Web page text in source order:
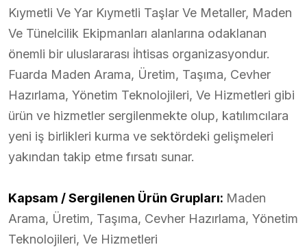
Kıymetli Ve Yar Kıymetli Taşlar Ve Metaller, Maden
Ve Tünelcilik Ekipmanları alanlarına odaklanan
önemli bir uluslararası i̇htisas organizasyondur.
Fuarda Maden Arama, Üretim, Taşıma, Cevher
Hazırlama, Yönetim Teknolojileri, Ve Hizmetleri gibi
ürün ve hizmetler sergilenmekte olup, katılımcılara
yeni iş birlikleri kurma ve sektördeki gelişmeleri
yakından takip etme fırsatı sunar.
Kapsam / Sergilenen Ürün Grupları: Maden
Arama, Üretim, Taşıma, Cevher Hazırlama, Yönetim
Teknolojileri, Ve Hizmetleri